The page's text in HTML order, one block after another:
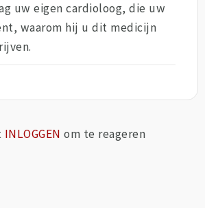
uw eigen cardioloog, die uw
waarom hij u dit medicijn
INLOGGEN om te reageren